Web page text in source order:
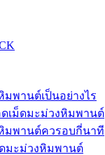
มพานต์เป็นอย่างไร
เม็ดมะม่วงหิมพานต์
มพานต์ควรอบกี่นาที
มะม่วงหิมพานต์